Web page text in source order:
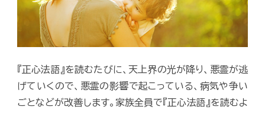
『正心法語』を読むたびに、天上界の光が降り、悪霊が逃
げていくので、悪霊の影響で起こっている、病気や争い
ごとなどが改善します。家族全員で『正心法語』を読むよ